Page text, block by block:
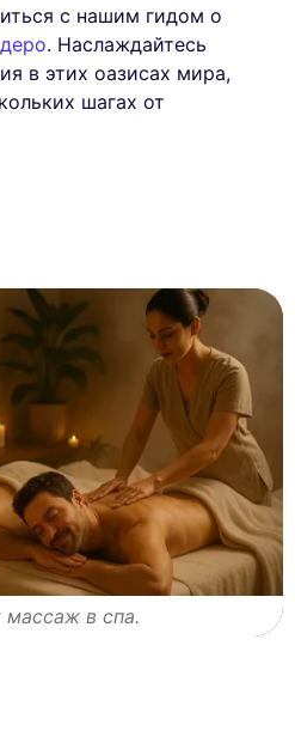
с нашим гидом о
. Наслаждайтесь
в этих оазисах мира,
шагах от
массаж в спа.